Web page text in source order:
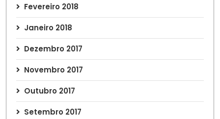
Fevereiro 2018
Janeiro 2018
Dezembro 2017
Novembro 2017
Outubro 2017
Setembro 2017